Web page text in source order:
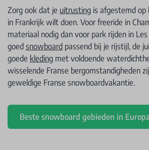
Zorg ook dat je uitrusting is afgestemd
in Frankrijk wilt doen. Voor freeride in
materiaal nodig dan voor park rijden in
goed snowboard passend bij je rijstijl, de
goede kleding met voldoende
wisselende Franse bergomstandigheden
geweldige Franse snowboardvakantie.
Beste snowboard gebieden in Europa